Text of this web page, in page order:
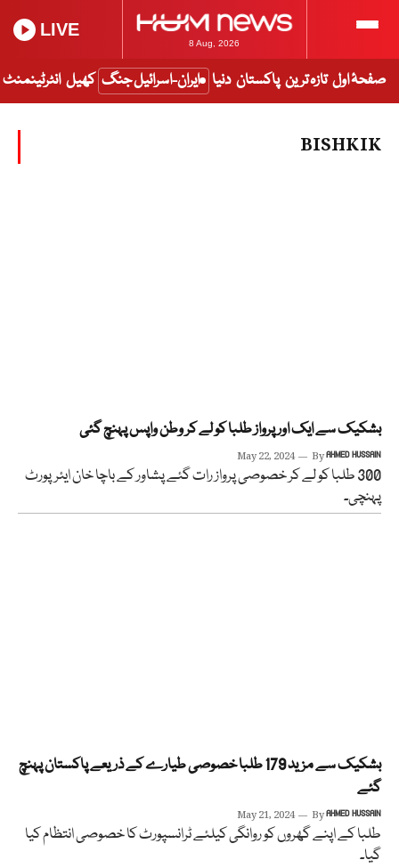
8 Aug, 2026
LIVE
صفحۂ اول تازہ ترین پاکستان دنیا ایران-اسرائیل جنگ کھیل انٹرٹینمنٹ
BISHKIK
بشکیک سے ایک اور پرواز طلبا کو لے کر وطن واپس پہنچ گئی
May 22, 2024 ByAHMED HUSSAIN
300 طلبا کو لے کر خصوصی پرواز رات گئے پشاور کے باچا خان ایئرپورٹ
پہنچی۔
بشکیک سے مزید 179 طلبا خصوصی طیارے کے ذریعے پاکستان پہنچ
گئے
May 21, 2024 ByAHMED HUSSAIN
طلبا کے اپنے گھروں کو روانگی کیلئے ٹرانسپورٹ کا خصوصی انتظام کیا
گیا۔